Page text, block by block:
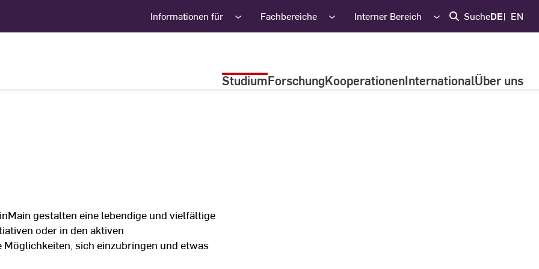
Informationen für Fachbereiche Interner Bereich SucheDE EN
StudiumForschungKooperationenInternationalÜber uns
gestalten eine lebendige und vielfältige
oder in den aktiven
sich einzubringen und etwas